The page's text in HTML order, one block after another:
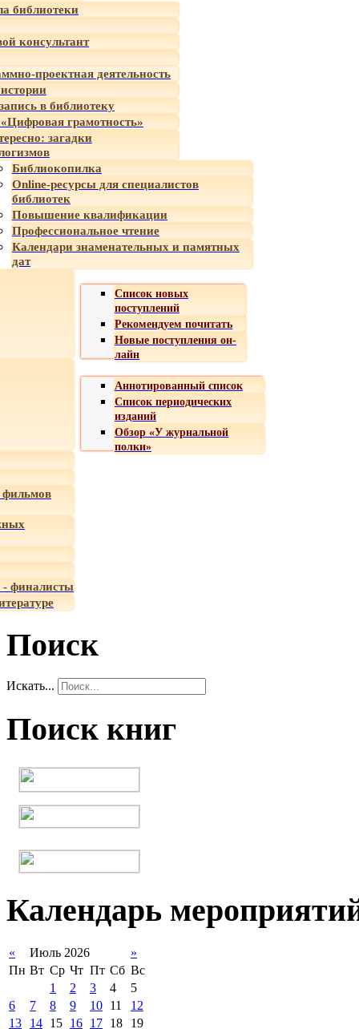
библиотеки
консультант
проектная деятельность
в библиотеку
грамотность»
загадки
Библиокопилка
Online-ресурсы для специалистов
библиотек
Повышение квалификации
Профессиональное чтение
Календари знаменательных и памятных
дат
Список новых
поступлений
Рекомендуем почитать
Новые поступления он-
лайн
Аннотированный список
Список периодических
изданий
Обзор «У журнальной
полки»
- финалисты
Поиск
Искать...
Поиск книг
Календарь
« Июль 2026
»
Пн Вт Ср Чт Пт Сб Вс
1
2 3 4
5
6
7 8 9 10 11
12
13
14 15 16 17 18 19